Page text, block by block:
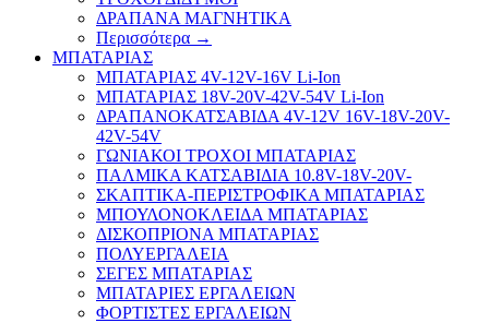
ΔΡΑΠΑΝΑ ΜΑΓΝΗΤΙΚΑ
Περισσότερα →
ΜΠΑΤΑΡΙΑΣ
ΜΠΑΤΑΡΙΑΣ 4V-12V-16V Li-Ion
ΜΠΑΤΑΡΙΑΣ 18V-20V-42V-54V Li-Ion
ΔΡΑΠΑΝΟΚΑΤΣΑΒΙΔΑ 4V-12V 16V-18V-20V-
42V-54V
ΓΩΝΙΑΚΟΙ ΤΡΟΧΟΙ ΜΠΑΤΑΡΙΑΣ
ΠΑΛΜΙΚΑ ΚΑΤΣΑΒΙΔΙΑ 10.8V-18V-20V-
ΣΚΑΠΤΙΚΑ-ΠΕΡΙΣΤΡΟΦΙΚΑ ΜΠΑΤΑΡΙΑΣ
ΜΠΟΥΛΟΝΟΚΛΕΙΔΑ ΜΠΑΤΑΡΙΑΣ
ΔΙΣΚΟΠΡΙΟΝΑ ΜΠΑΤΑΡΙΑΣ
ΠΟΛΥΕΡΓΑΛΕΙΑ
ΣΕΓΕΣ ΜΠΑΤΑΡΙΑΣ
ΜΠΑΤΑΡΙΕΣ ΕΡΓΑΛΕΙΩΝ
ΦΟΡΤΙΣΤΕΣ ΕΡΓΑΛΕΙΩΝ